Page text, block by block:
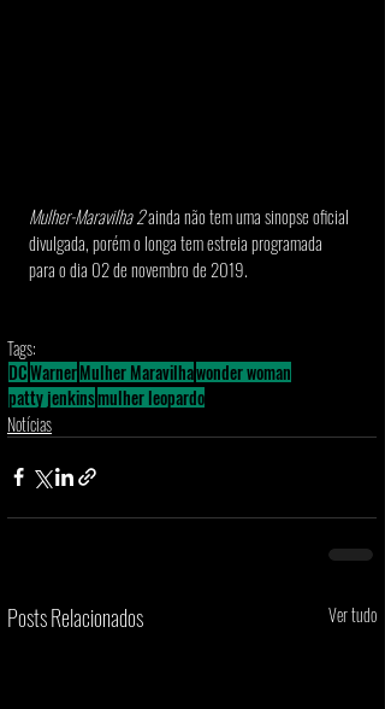
Mulher-Maravilha 2 ainda não tem uma sinopse oficial
divulgada, porém o longa tem estreia programada
para o dia 02 de novembro de 2019.
Tags:
DCWarnerMulher Maravilhawonder woman
patty jenkinsmulher leopardo
Notícias
Posts Relacionados Ver tudo